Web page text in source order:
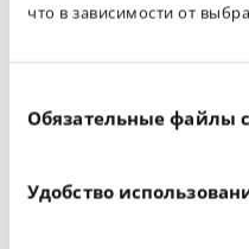
что в зависимости от
согласия
Обязательные файлы
Удобство